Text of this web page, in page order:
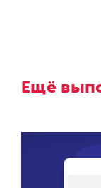
Ещё